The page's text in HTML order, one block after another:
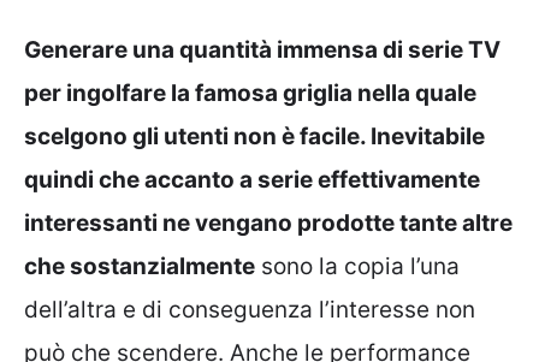
Generare una quantità immensa di serie TV
per ingolfare la famosa griglia nella quale
scelgono gli utenti non è facile. Inevitabile
quindi che accanto a serie effettivamente
interessanti ne vengano prodotte tante altre
che sostanzialmente sono la copia l’una
dell’altra e di conseguenza l’interesse non
può che scendere. Anche le performance